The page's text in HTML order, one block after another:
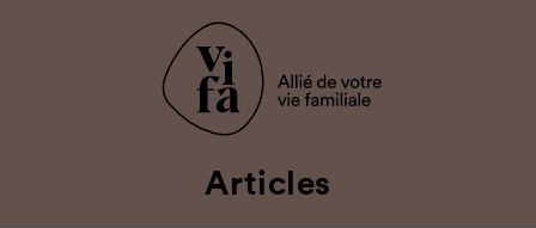
Articles